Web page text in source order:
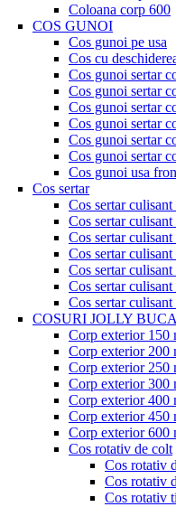
Coloana corp 600
COS GUNOI
Cos gunoi pe usa
Cos cu
Cos gunoi sertar
Cos gunoi sertar
Cos gunoi sertar
Cos gunoi sertar
Cos gunoi sertar
Cos gunoi sertar
Cos gunoi usa
Cos sertar
Cos sertar
Cos sertar
Cos sertar
Cos sertar
Cos sertar
Cos sertar
Cos sertar
COSURI JOLLY
Corp exterior 150
Corp exterior 200
Corp exterior 250
Corp exterior 300
Corp exterior 400
Corp exterior 450
Corp exterior 600
Cos rotativ de colt
Cos rotativ
Cos rotativ
Cos rotativ